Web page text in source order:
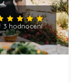
3 hodnocení